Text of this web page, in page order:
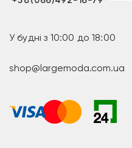
У будні з 10:00 до 18:00
shop@largemoda.com.ua